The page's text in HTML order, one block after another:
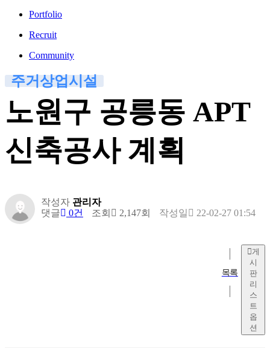
Portfolio
Recruit
Community
주거상업시설
노원구 공릉동 APT
신축공사 계획
작성자 관리자
댓글
0건 조회 2,147회 작성일 22-02-27 01:54
목록
게
시
판
리
스
트
옵
션